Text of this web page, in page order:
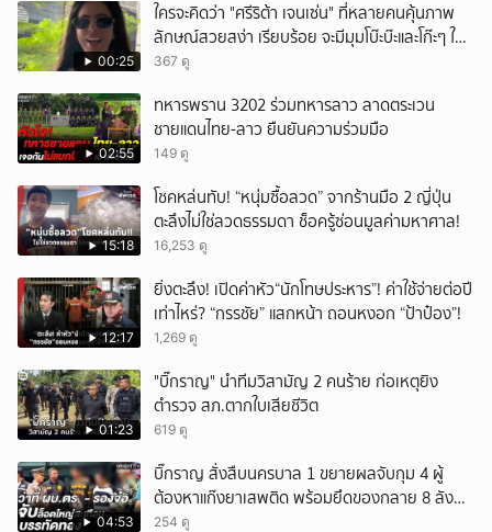
00:25
ใครจะคิดว่า "ศรีริต้า เจนเซ่น" ที่หลายคนคุ้นภาพ
ลักษณ์สวยสง่า เรียบร้อย จะมีมุมโบ๊ะบ๊ะและโก๊ะๆ ให้
ได้อมยิ้มเหมือนกัน งานนี้ทำเอาแฟนๆ ทั้งเอ็นดูทั้ง
367 ดู
02:55
ทหารพราน 3202 ร่วมทหารลาว ลาดตระเวน
ชายแดนไทย-ลาว ยืนยันความร่วมมือ
149 ดู
15:18
โชคหล่นทับ! “หนุ่มซื้อลวด” จากร้านมือ 2 ญี่ปุ่น
ตะลึงไม่ใช่ลวดธรรมดา ช็อครู้ซ่อนมูลค่ามหาศาล!
16,253 ดู
12:17
ยิ่งตะลึง! เปิดค่าหัว“นักโทษประหาร”! ค่าใช้จ่ายต่อปี
เท่าไหร่? “กรรชัย” แสกหน้า ถอนหงอก “ป้าป๋อง”!
1,269 ดู
01:23
"บิ๊กราญ" นำทีมวิสามัญ 2 คนร้าย ก่อเหตุยิง
ตำรวจ สภ.ตากใบเสียชีวิต
619 ดู
04:53
บิ๊กราญ สั่งสืบนครบาล 1 ขยายผลจับกุม 4 ผู้
ต้องหาแก๊งยาเสพติด พร้อมยึดของกลาย 8 ลัง
ส่งผ่านขนส่งเอกชนเข้า กทม.
254 ดู